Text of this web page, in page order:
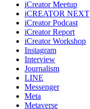
iCreator Meetup
iCREATOR NEXT
iCreator Podcast
iCreator Report
iCreator Workshop
Instagram
Interview
Journalism
LINE
Messenger
Meta
Metaverse